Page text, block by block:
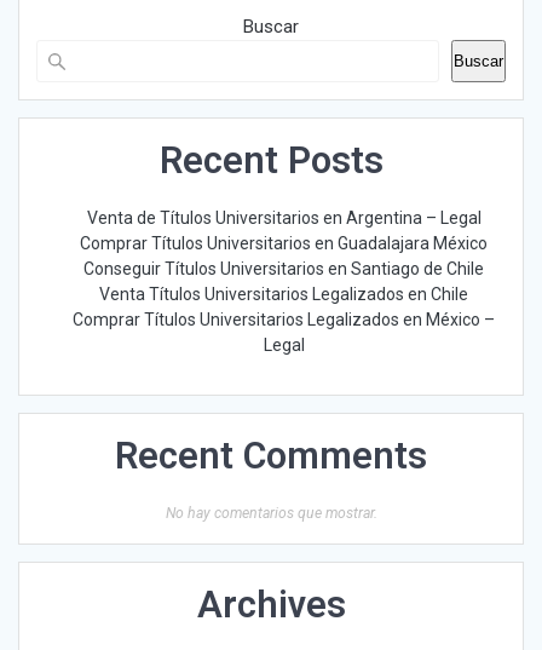
Buscar
Buscar
Recent Posts
Venta de Títulos Universitarios en Argentina – Legal
Comprar Títulos Universitarios en Guadalajara México
Conseguir Títulos Universitarios en Santiago de Chile
Venta Títulos Universitarios Legalizados en Chile
Comprar Títulos Universitarios Legalizados en México –
Legal
Recent Comments
No hay comentarios que mostrar.
Archives